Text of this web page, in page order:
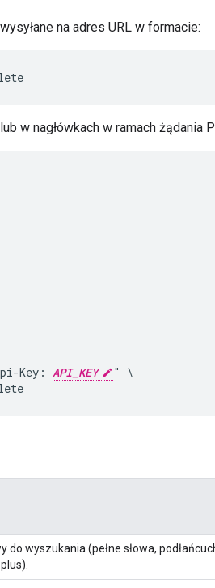
na adres URL w formacie:
nagłówkach w ramach żądania
Key: API_KEY
" \
do wyszukania (pełne słowa,